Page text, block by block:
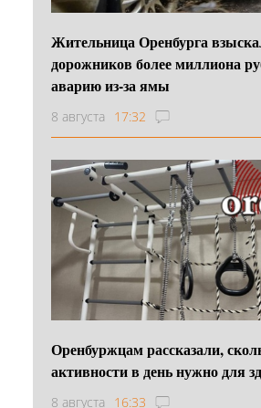
Жительница Оренбурга
дорожников более миллиона
аварию из-за ямы
8 августа 17:32
Оренбуржцам рассказали,
активности в день нужно для
8 августа 16:33